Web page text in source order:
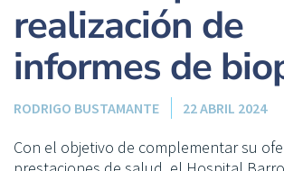
realización de
informes de
RODRIGO BUSTAMANTE 22 ABRIL 2024
Con el objetivo de complementar su